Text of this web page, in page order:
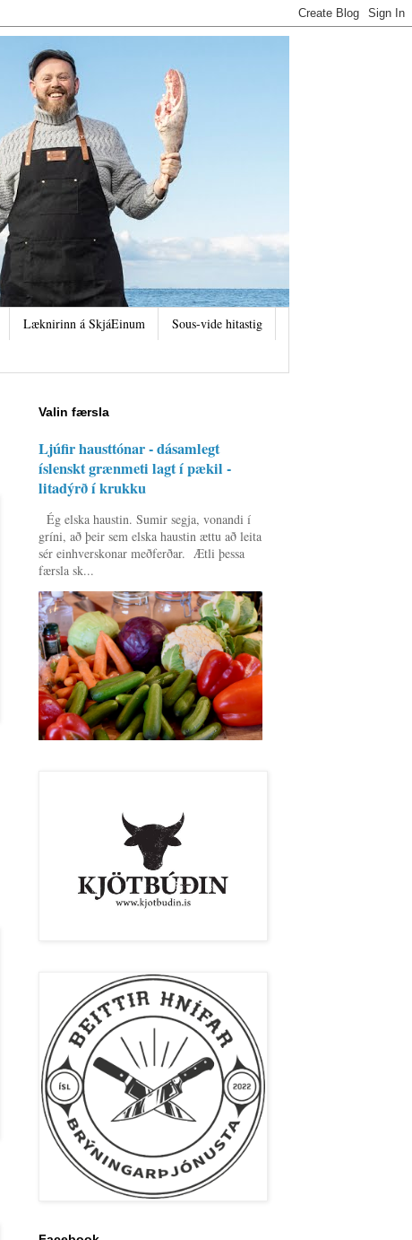
Læknirinn á SkjáEinum
Sous-vide hitastig
Valin færsla
Ljúfir hausttónar - dásamlegt
íslenskt grænmeti lagt í pækil -
litadýrð í krukku
Ég elska haustin. Sumir segja, vonandi í
gríni, að þeir sem elska haustin ættu að leita
sér einhverskonar meðferðar. Ætli þessa
færsla sk...